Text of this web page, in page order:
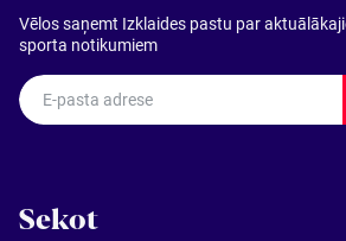
Vēlos saņemt Izklaides pastu par
sporta notikumiem
E-pasta adrese
Sekot